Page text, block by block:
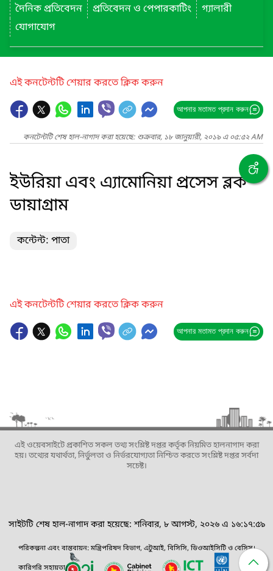
দৈনিক প্রতিবেদন
প্রতিবেদন ও পেপারকাটিং
গ্যালারী
যোগাযোগ
এই কনটেন্টটি শেয়ার করতে ক্লিক করুন
আপনার মতামত প্রদান করুন
কনটেন্টটি শেষ হাল-নাগাদ করা হয়েছে: শুক্রবার, ১৮ জানুয়ারী, ২০১৯ এ ০৫:৫২ AM
ইউরিয়া এবং এ্যামোনিয়া প্রসেস ব্লক
ডায়াগ্রাম
কন্টেন্ট: পাতা
এই কনটেন্টটি শেয়ার করতে ক্লিক করুন
আপনার মতামত প্রদান করুন
এই ওয়েবসাইটে প্রকাশিত সকল তথ্য সংশ্লিষ্ট দপ্তর কর্তৃক নিয়মিত হালনাগাদ করা
হয়। তথ্যের যথার্থতা, নির্ভুলতা ও নির্ভরযোগ্যতা নিশ্চিত করতে সংশ্লিষ্ট দপ্তর সর্বদা
সচেষ্ট।
সাইটটি শেষ হাল-নাগাদ করা হয়েছে: শনিবার, ৮ আগস্ট, ২০২৬ এ ১৬:১৭:৫৯
পরিকল্পনা এবং বাস্তবায়ন: মন্ত্রিপরিষদ বিভাগ, এটুআই, বিসিসি, ডিওআইসিটি ও বেসিস।
কারিগরি সহায়তা